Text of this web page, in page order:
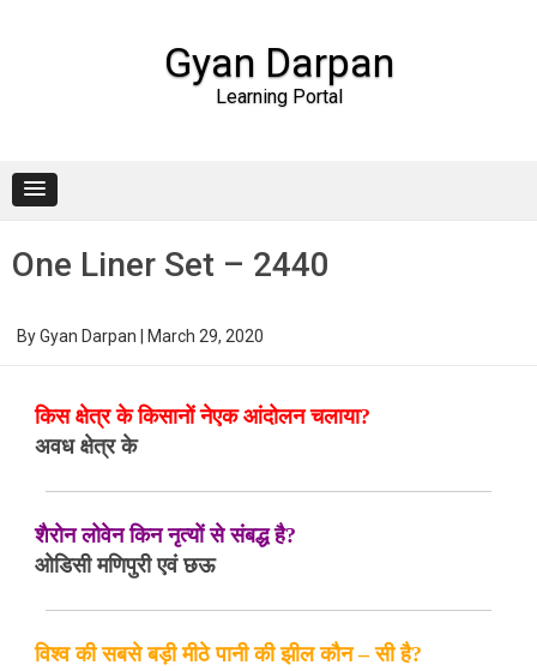
Gyan Darpan
Learning Portal
One Liner Set – 2440
ByGyan Darpan March 29, 2020
किस क्षेत्र के किसानों नेएक आंदोलन चलाया?
अवध क्षेत्र के
शैरोन लोवेन किन नृत्यों से संबद्ध है?
ओडिसी मणिपुरी एवं छऊ
विश्व की सबसे बड़ी मीठे पानी की झील कौन – सी है?